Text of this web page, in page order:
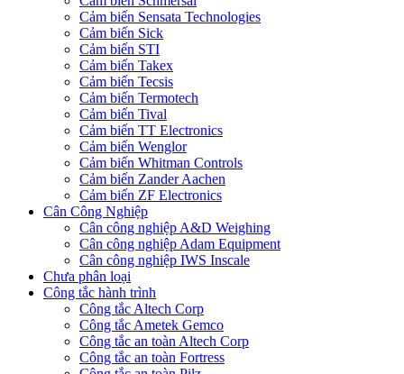
Cảm biến Sensata Technologies
Cảm biến Sick
Cảm biến STI
Cảm biến Takex
Cảm biến Tecsis
Cảm biến Termotech
Cảm biến Tival
Cảm biến TT Electronics
Cảm biến Wenglor
Cảm biến Whitman Controls
Cảm biến Zander Aachen
Cảm biến ZF Electronics
Cân Công Nghiệp
Cân công nghiệp A&D Weighing
Cân công nghiệp Adam Equipment
Cân công nghiệp IWS Inscale
Chưa phân loại
Công tắc hành trình
Công tắc Altech Corp
Công tắc Ametek Gemco
Công tắc an toàn Altech Corp
Công tắc an toàn Fortress